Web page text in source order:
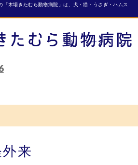
「木場きたむら動物病院」は、犬・猫・うさぎ・ハムス
来